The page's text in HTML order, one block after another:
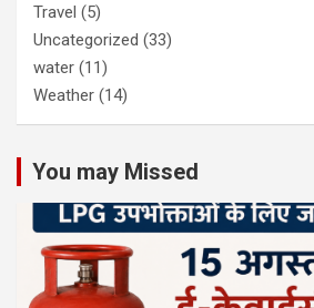
Travel (5)
Uncategorized (33)
water (11)
Weather (14)
You may Missed